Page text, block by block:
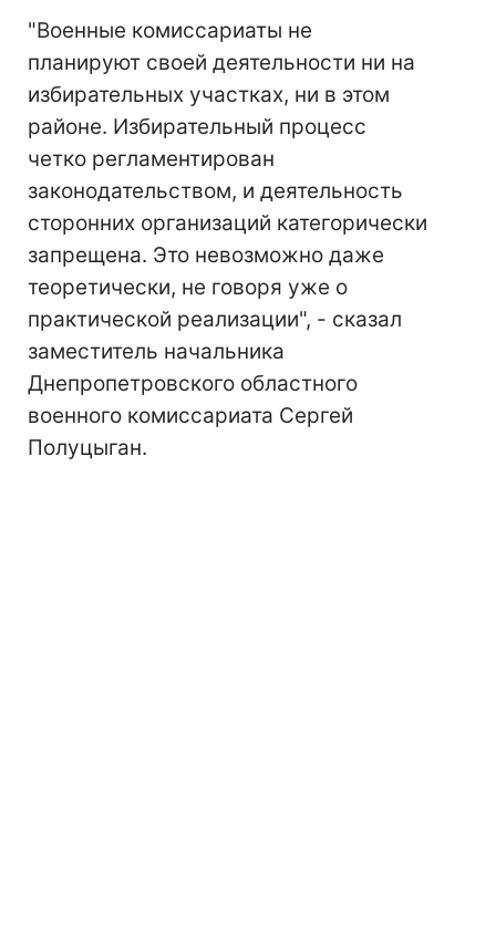
"Военные комиссариаты не
планируют своей деятельности ни на
избирательных участках, ни в этом
районе. Избирательный процесс
четко регламентирован
законодательством, и деятельность
сторонних организаций категорически
запрещена. Это невозможно даже
теоретически, не говоря уже о
практической реализации", - сказал
заместитель начальника
Днепропетровского областного
военного комиссариата Сергей
Полуцыган.